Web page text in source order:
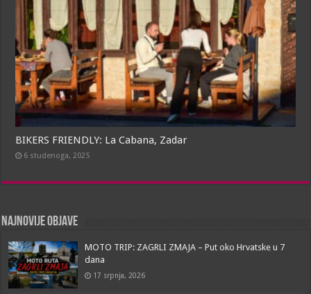
BIKERS FRIENDLY: La Cabana, Zadar
6 studenoga, 2025
Najnovije objave
MOTO TRIP: ZAGRLI ZMAJA – Put oko Hrvatske u 7
dana
17 srpnja, 2026